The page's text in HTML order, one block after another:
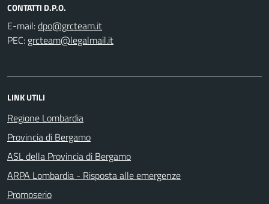
CONTATTI D.P.O.
E-mail:
PEC:
LINK UTILI
Regione Lombardia
Provincia di Bergamo
ASL della Provincia di Bergamo
ARPA Lombardia - Risposta alle emergenze
Promoserio